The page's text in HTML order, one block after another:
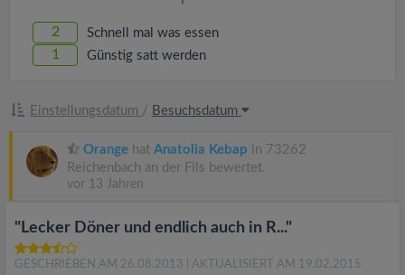
2 Schnell mal was essen
1 Günstig satt werden
Einstellungsdatum / Besuchsdatum
Orange hat Anatolia Kebap in 73262
Reichenbach an der Fils bewertet.
vor 13 Jahren
"Lecker Döner und endlich auch in R..."
GESCHRIEBEN AM 26.08.2013 | AKTUALISIERT AM 19.02.2015